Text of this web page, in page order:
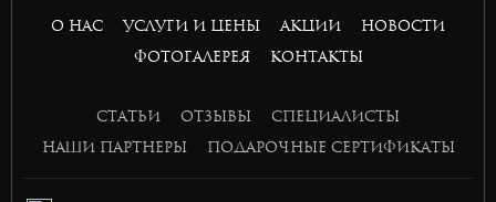
basket168
О НАС УСЛУГИ И ЦЕНЫ АКЦИИ
НОВОСТИ
ФОТОГАЛЕРЕЯ
КОНТАКТЫ
СТАТЬИ ОТЗЫВЫ
СПЕЦИАЛИСТЫ
НАШИ ПАРТНЕРЫ
ПОДАРОЧНЫЕ СЕРТИФИКАТЫ